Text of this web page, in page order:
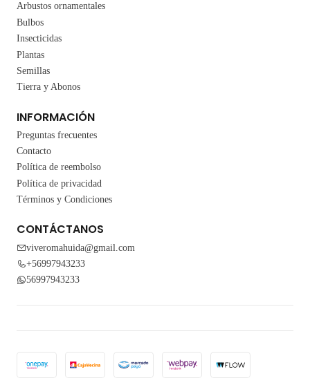
Arbustos ornamentales
Bulbos
Insecticidas
Plantas
Semillas
Tierra y Abonos
INFORMACIÓN
Preguntas frecuentes
Contacto
Política de reembolso
Política de privacidad
Términos y Condiciones
CONTÁCTANOS
viveromahuida@gmail.com
+56997943233
56997943233